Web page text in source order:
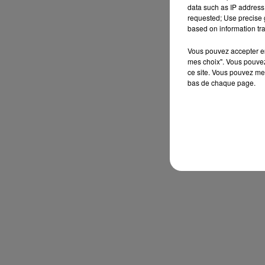
data such as IP
requested; Use precise
based on information
Vous pouvez accepter
mes choix". Vous
ce site. Vous pouvez
bas de chaque page.